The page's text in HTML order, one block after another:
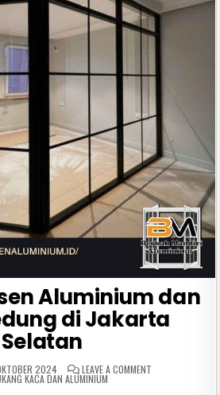
Aluminium dan
di Jakarta
Selatan
2024 LEAVE A COMMENT
KACA DAN ALUMINIUM